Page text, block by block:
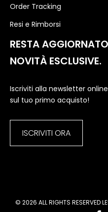
Order Tracking
Resi e Rimborsi
RESTA
NOVITÀ ESCLUSIVE.
Iscriviti alla newsletter
sul tuo primo acquisto!
ISCRIVITI ORA
© 2026 ALL RIGHTS RESERVED